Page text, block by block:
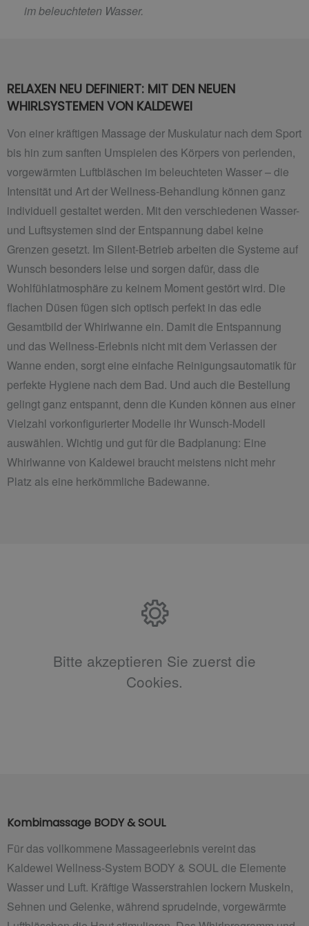
im beleuchteten Wasser.
RELAXEN NEU DEFINIERT: MIT DEN NEUEN
WHIRLSYSTEMEN VON KALDEWEI
Von einer kräftigen Massage der Muskulatur nach dem Sport
bis hin zum sanften Umspielen des Körpers von perlenden,
vorgewärmten Luftbläschen im beleuchteten Wasser – die
Intensität und Art der Wellness-Behandlung können ganz
individuell gestaltet werden. Mit den verschiedenen Wasser-
und Luftsystemen sind der Entspannung dabei keine
Grenzen gesetzt. Im Silent-Betrieb arbeiten die Systeme auf
Wunsch besonders leise und sorgen dafür, dass die
Wohlfühlatmosphäre zu keinem Moment gestört wird. Die
flachen Düsen fügen sich optisch perfekt in das edle
Gesamtbild der Whirlwanne ein. Damit die Entspannung
und das Wellness-Erlebnis nicht mit dem Verlassen der
Wanne enden, sorgt eine einfache Reinigungsautomatik für
perfekte Hygiene nach dem Bad. Und auch die Bestellung
gelingt ganz entspannt, denn die Kunden können aus einer
Vielzahl vorkonfigurierter Modelle ihr Wunsch-Modell
auswählen. Wichtig und gut für die Badplanung: Eine
Whirlwanne von Kaldewei braucht meistens nicht mehr
Platz als eine herkömmliche Badewanne.
Bitte akzeptieren Sie zuerst die
Cookies.
Kombimassage BODY & SOUL
Für das vollkommene Massageerlebnis vereint das
Kaldewei Wellness-System BODY & SOUL die Elemente
Wasser und Luft. Kräftige Wasserstrahlen lockern Muskeln,
Sehnen und Gelenke, während sprudelnde, vorgewärmte